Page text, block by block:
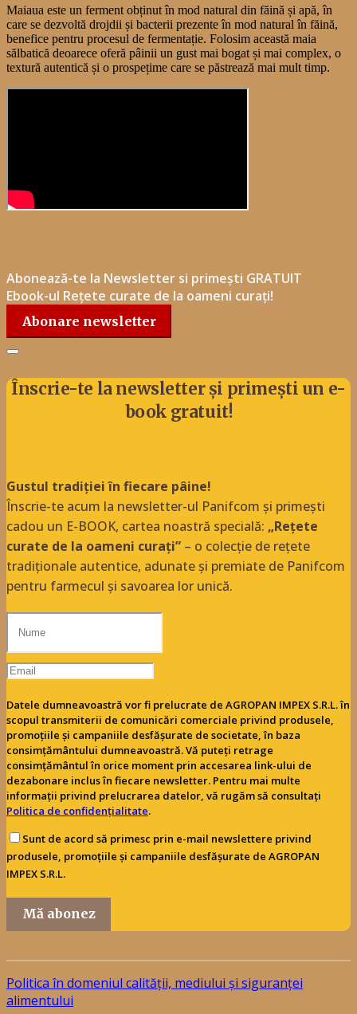
Maiaua este un ferment obținut în mod natural din făină și apă, în
care se dezvoltă drojdii și bacterii prezente în mod natural în făină,
benefice pentru procesul de fermentație. Folosim această maia
sălbatică deoarece oferă pâinii un gust mai bogat și mai complex, o
textură autentică și o prospețime care se păstrează mai mult timp.
Abonează-te la Newsletter si primești GRATUIT
Ebook-ul Rețete curate de la oameni curați!
Abonare newsletter
Înscrie-te la newsletter și primești un e-
book gratuit!
Gustul tradiției în fiecare pâine!
Înscrie-te acum la newsletter-ul Panifcom și primești
cadou un E-BOOK, cartea noastră specială: „Rețete
curate de la oameni curați” – o colecție de rețete
tradiționale autentice, adunate și premiate de Panifcom
pentru farmecul și savoarea lor unică.
Datele dumneavoastră vor fi prelucrate de AGROPAN IMPEX S.R.L. în
scopul transmiterii de comunicări comerciale privind produsele,
promoțiile și campaniile desfășurate de societate, în baza
consimțământului dumneavoastră. Vă puteți retrage
consimțământul în orice moment prin accesarea link-ului de
dezabonare inclus în fiecare newsletter. Pentru mai multe
informații privind prelucrarea datelor, vă rugăm să consultați
Politica de confidențialitate.
Sunt de acord să primesc prin e-mail newslettere privind
produsele, promoțiile și campaniile desfășurate de AGROPAN
IMPEX S.R.L.
Mă abonez
Politica în domeniul calității, mediului și siguranței
alimentului